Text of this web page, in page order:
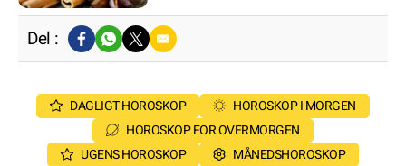
Del :
DAGLIGT HOROSKOP
HOROSKOP I MORGEN
HOROSKOP FOR OVERMORGEN
UGENS HOROSKOP
MÅNEDSHOROSKOP